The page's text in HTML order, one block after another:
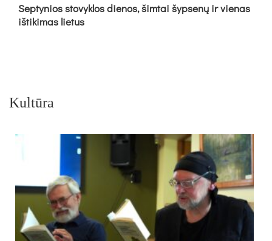
Sep­ty­nios sto­vyk­los die­nos, šim­tai šyp­se­nų ir vie­nas
iš­ti­ki­mas lie­tus
Kultūra